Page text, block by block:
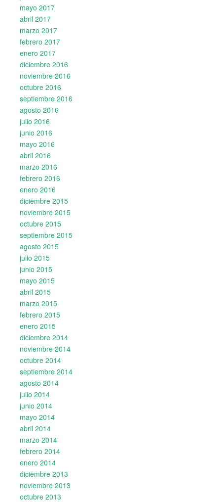
mayo 2017
abril 2017
marzo 2017
febrero 2017
enero 2017
diciembre 2016
noviembre 2016
octubre 2016
septiembre 2016
agosto 2016
julio 2016
junio 2016
mayo 2016
abril 2016
marzo 2016
febrero 2016
enero 2016
diciembre 2015
noviembre 2015
octubre 2015
septiembre 2015
agosto 2015
julio 2015
junio 2015
mayo 2015
abril 2015
marzo 2015
febrero 2015
enero 2015
diciembre 2014
noviembre 2014
octubre 2014
septiembre 2014
agosto 2014
julio 2014
junio 2014
mayo 2014
abril 2014
marzo 2014
febrero 2014
enero 2014
diciembre 2013
noviembre 2013
octubre 2013